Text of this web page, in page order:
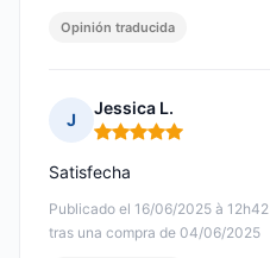
Opinión traducida
J
Jessica L.
Nota: 5 de 5
Publicado el 16/06/2025 à 12h42
tras una compra de 04/06/2025
Satisfecha